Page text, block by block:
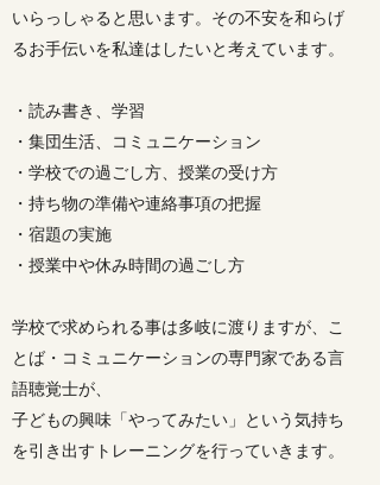
いらっしゃると思います。その不安を和らげ
るお手伝いを私達はしたいと考えています。
・読み書き、学習
・集団生活、コミュニケーション
・学校での過ごし方、授業の受け方
・持ち物の準備や連絡事項の把握
・宿題の実施
・授業中や休み時間の過ごし方
学校で求められる事は多岐に渡りますが、こ
とば・コミュニケーションの専門家である言
語聴覚士が、
子どもの興味「やってみたい」という気持ち
を引き出すトレーニングを行っていきます。